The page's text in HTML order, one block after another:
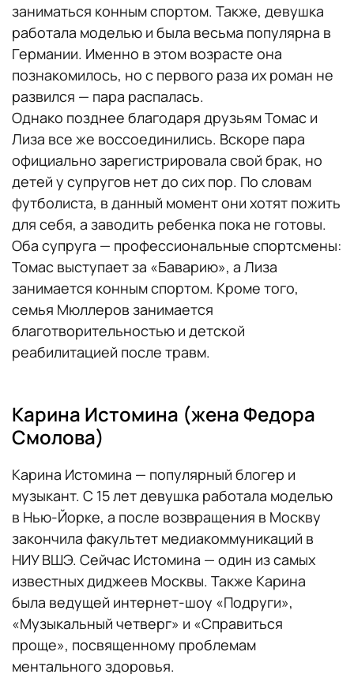
заниматься конным спортом. Также, девушка
работала моделью и была весьма популярна в
Германии. Именно в этом возрасте она
познакомилось, но с первого раза их роман не
развился — пара распалась.
Однако позднее благодаря друзьям Томас и
Лиза все же воссоединились. Вскоре пара
официально зарегистрировала свой брак, но
детей у супругов нет до сих пор. По словам
футболиста, в данный момент они хотят пожить
для себя, а заводить ребенка пока не готовы.
Оба супруга — профессиональные спортсмены:
Томас выступает за «Баварию», а Лиза
занимается конным спортом. Кроме того,
семья Мюллеров занимается
благотворительностью и детской
реабилитацией после травм.
Карина Истомина (жена Федора
Смолова)
Карина Истомина — популярный блогер и
музыкант. С 15 лет девушка работала моделью
в Нью-Йорке, а после возвращения в Москву
закончила факультет медиакоммуникаций в
НИУ ВШЭ. Сейчас Истомина — один из самых
известных диджеев Москвы. Также Карина
была ведущей интернет-шоу «Подруги»,
«Музыкальный четверг» и «Справиться
проще», посвященному проблемам
ментального здоровья.